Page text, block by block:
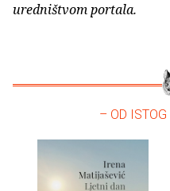
uredništvom portala.
– OD